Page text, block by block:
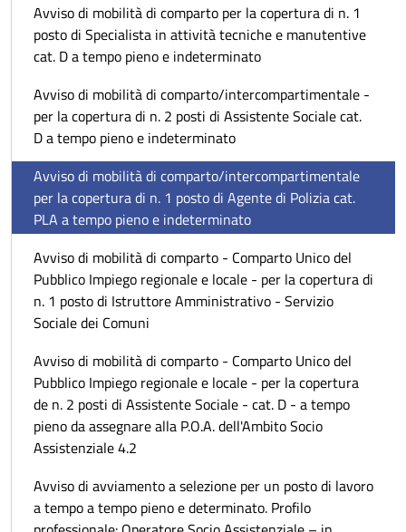
Avviso di mobilità di comparto per la copertura di n. 1
posto di Specialista in attività tecniche e manutentive
cat. D a tempo pieno e indeterminato
Avviso di mobilità di comparto/intercompartimentale -
per la copertura di n. 2 posti di Assistente Sociale cat.
D a tempo pieno e indeterminato
Avviso di mobilità di comparto/intercompartimentale
per la copertura di n. 1 posto di Agente di Polizia cat.
PLA a tempo pieno e indeterminato
Avviso di mobilità di comparto - Comparto Unico del
Pubblico Impiego regionale e locale - per la copertura di
n. 1 posto di Istruttore Amministrativo - Servizio
Sociale dei Comuni
Avviso di mobilità di comparto - Comparto Unico del
Pubblico Impiego regionale e locale - per la copertura
de n. 2 posti di Assistente Sociale - cat. D - a tempo
pieno da assegnare alla P.O.A. dell'Ambito Socio
Assistenziale 4.2
Avviso di avviamento a selezione per un posto di lavoro
a tempo a tempo pieno e determinato. Profilo